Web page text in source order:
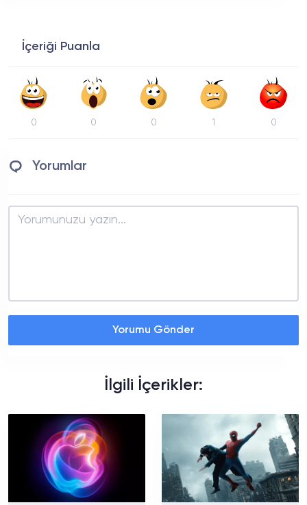
İçeriği Puanla
0 0 0 1 0
Yorumlar
Yorumu Gönder
İlgili İçerikler: